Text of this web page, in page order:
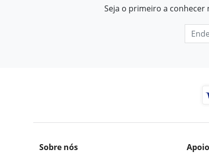
Seja o primeiro a conhecer
Sobre nós